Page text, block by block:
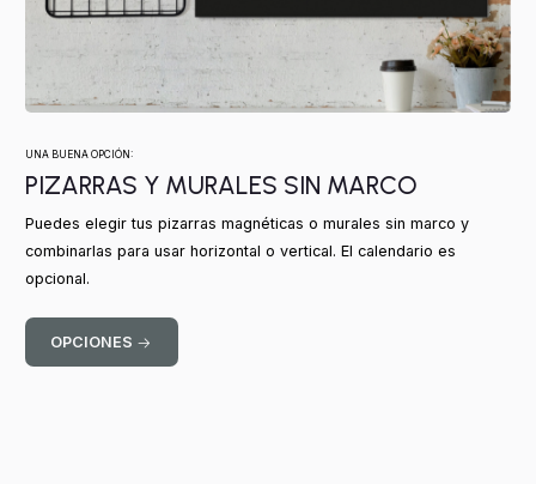
UNA BUENA OPCIÓN:
PIZARRAS Y MURALES SIN MARCO
Puedes elegir tus pizarras magnéticas o murales sin marco y
combinarlas para usar horizontal o vertical. El calendario es
opcional.
OPCIONES